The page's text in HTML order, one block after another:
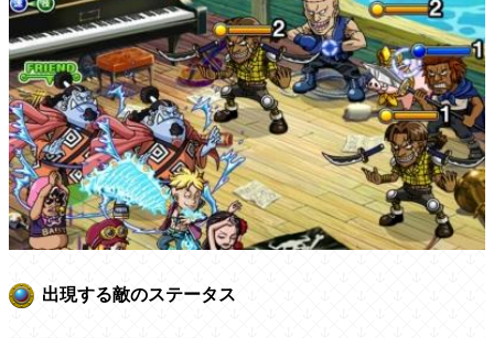
出現する敵のステータス